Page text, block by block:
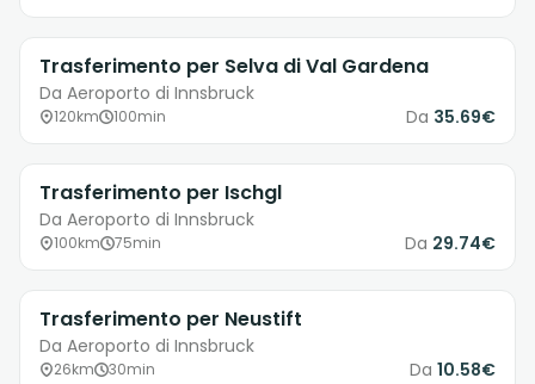
Trasferimento per Selva di Val Gardena
Da Aeroporto di Innsbruck
120km 100min Da 35.69€
Trasferimento per Ischgl
Da Aeroporto di Innsbruck
100km 75min Da 29.74€
Trasferimento per Neustift
Da Aeroporto di Innsbruck
26km 30min Da 10.58€